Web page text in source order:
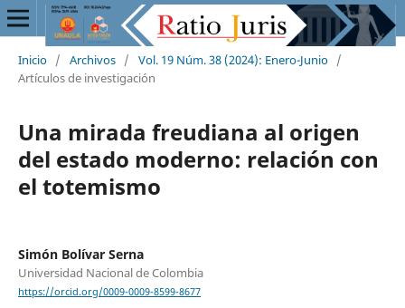
Inicio / Archivos / Vol. 19 Núm. 38 (2024): Enero-Junio /
Artículos de investigación
Una mirada freudiana al origen
del estado moderno: relación con
el totemismo
Simón Bolívar Serna
Universidad Nacional de Colombia
https://orcid.org/0009-0009-8599-8677